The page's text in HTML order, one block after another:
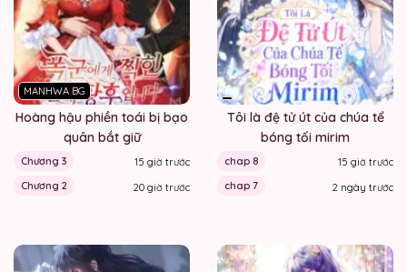
MANHWA BG
Hoàng hậu phiền toái bị bạo
quân bắt giữ
Chương 3
15 giờ trước
Chương 2
20 giờ trước
Tôi là đệ tử út của chúa tể
bóng tối mirim
chap 8
15 giờ trước
chap 7
2 ngày trước